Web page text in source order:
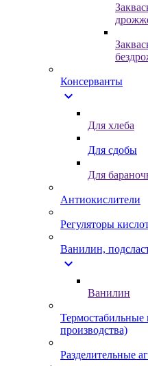
Консерванты
expand_more
Для хлеба
Для сдобы
Для
Антиокислители
Регуляторы
Ванилин,
expand_more
Ванилин
Термостабильные
производства)
Разделительные